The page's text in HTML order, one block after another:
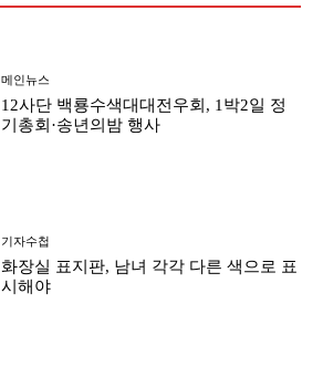
메인뉴스
12사단 백룡수색대대전우회, 1박2일 정
기총회·송년의밤 행사
기자수첩
화장실 표지판, 남녀 각각 다른 색으로 표
시해야